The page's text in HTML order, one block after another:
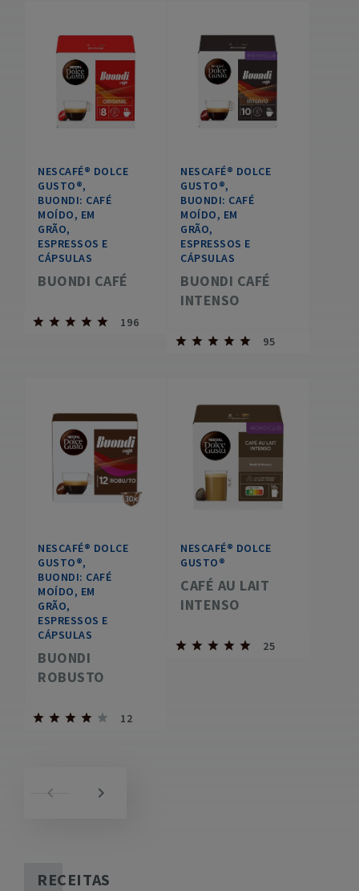
NESCAFÉ® DOLCE
GUSTO®,
BUONDI: CAFÉ
MOÍDO, EM
GRÃO,
ESPRESSOS E
CÁPSULAS
BUONDI CAFÉ
196
NESCAFÉ® DOLCE
GUSTO®,
BUONDI: CAFÉ
MOÍDO, EM
GRÃO,
ESPRESSOS E
CÁPSULAS
BUONDI CAFÉ
INTENSO
95
NESCAFÉ® DOLCE
GUSTO®,
BUONDI: CAFÉ
MOÍDO, EM
GRÃO,
ESPRESSOS E
CÁPSULAS
BUONDI
ROBUSTO
12
NESCAFÉ® DOLCE
GUSTO®
CAFÉ AU LAIT
INTENSO
25
RECEITAS